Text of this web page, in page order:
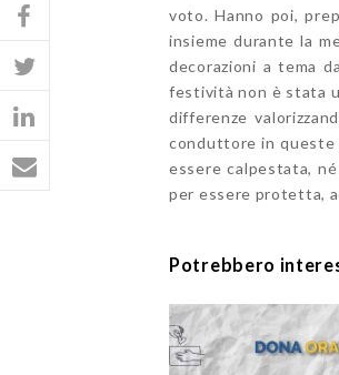
voto. Hanno poi,
insieme durante la
decorazioni a tema
festività non è stata
differenze
conduttore in queste
essere calpestata,
per essere protetta,
Potrebbero